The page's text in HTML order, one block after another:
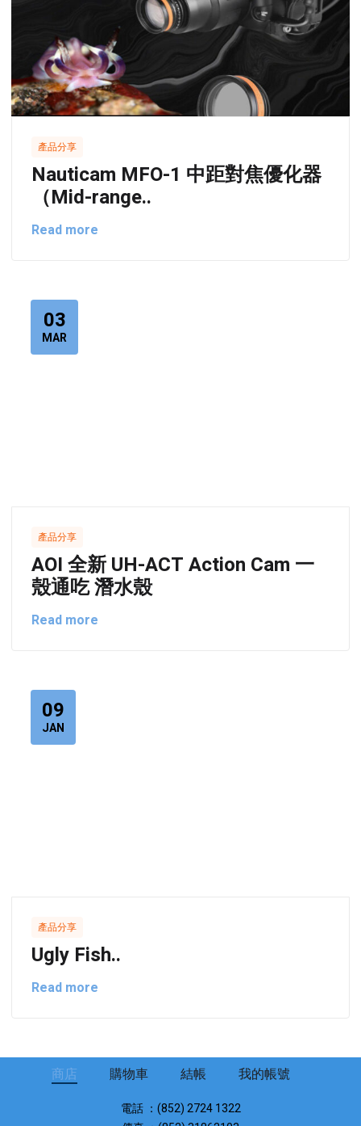
產品分享
Nauticam MFO-1 中距對焦優化器
（Mid-range..
Read more
03
MAR
產品分享
AOI 全新 UH-ACT Action Cam 一
殼通吃 潛水殼
Read more
09
JAN
產品分享
Ugly Fish..
Read more
商店 購物車 結帳 我的帳號
電話 ：(852) 2724 1322